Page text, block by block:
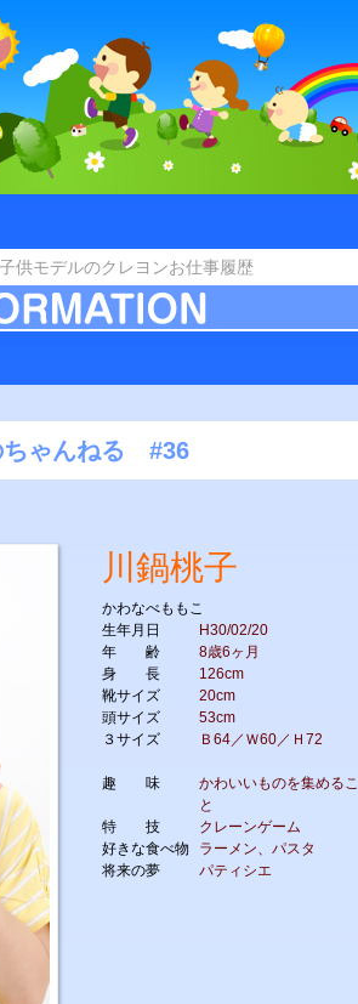
供モデルのクレヨンお仕事履歴
ちゃんねる #36
川鍋桃子
かわなべももこ
生年月日
H30/02/20
年 齢
8歳6ヶ月
身 長
126cm
靴サイズ
20cm
頭サイズ
53cm
３サイズ
Ｂ64／Ｗ60／Ｈ72
趣 味
かわいいものを集めるこ
と
特 技
クレーンゲーム
好きな食べ物
ラーメン、パスタ
将来の夢
パティシエ